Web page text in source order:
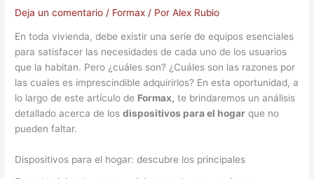
Deja un comentario / Formax / PorAlex Rubio
En toda vivienda, debe existir una serie de equipos esenciales
para satisfacer las necesidades de cada uno de los usuarios
que la habitan. Pero ¿cuáles son? ¿Cuáles son las razones por
las cuales es imprescindible adquirirlos? En esta oportunidad, a
lo largo de este artículo de Formax, te brindaremos un análisis
detallado acerca de losdispositivos para el hogar que no
pueden faltar.
Dispositivos para el hogar: descubre los principales